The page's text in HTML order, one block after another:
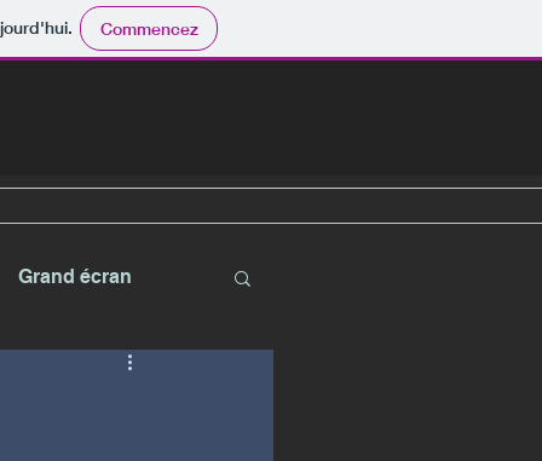
Commencez
Grand écran